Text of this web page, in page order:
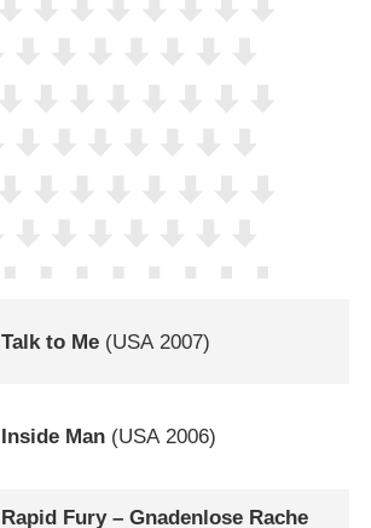
Talk to Me (USA 2007)
Inside Man (USA2006)
Rapid Fury – Gnadenlose Rache